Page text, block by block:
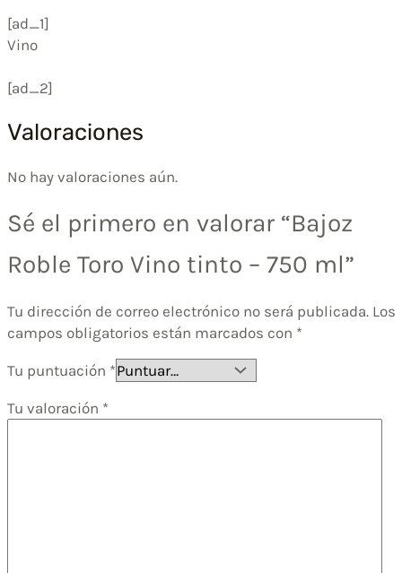
[ad_1]
Vino
[ad_2]
Valoraciones
No hay valoraciones aún.
Sé el primero en valorar “Bajoz
Roble Toro Vino tinto – 750 ml”
Tu dirección de correo electrónico no será publicada. Los
campos obligatorios están marcados con *
Tu puntuación *
Tu valoración *